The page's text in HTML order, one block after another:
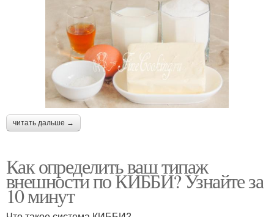
читать дальше →
Как определить ваш типаж
внешности по КИББИ? Узнайте за
10 минут